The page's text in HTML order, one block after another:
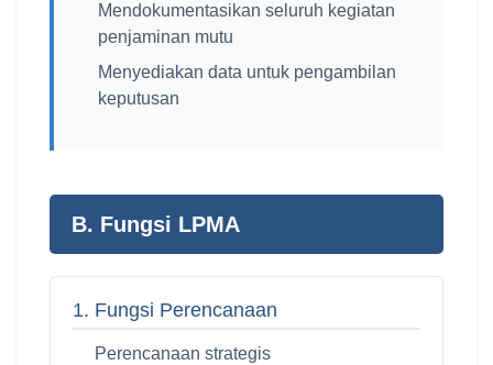
Mendokumentasikan seluruh kegiatan
penjaminan mutu
Menyediakan data untuk pengambilan
keputusan
B. Fungsi LPMA
1. Fungsi Perencanaan
Perencanaan strategis